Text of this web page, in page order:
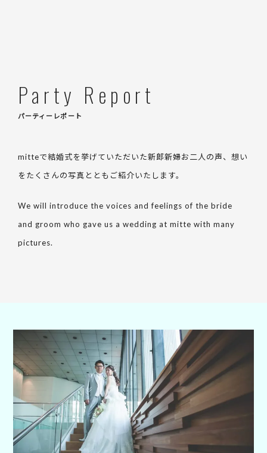
Party Report
パーティーレポート
mitteで結婚式を挙げていただいた新郎新婦お二人の声、想い
をたくさんの写真とともご紹介いたします。
We will introduce the voices and feelings of the bride
and groom who gave us a wedding at mitte with many
pictures.